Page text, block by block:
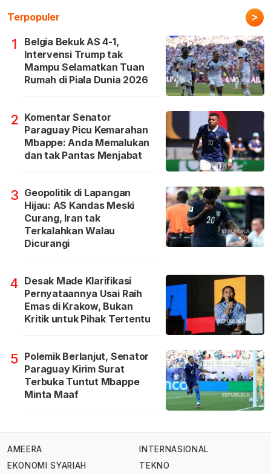
Terpopuler >
1
Belgia Bekuk AS 4-1,
Intervensi Trump tak
Mampu Selamatkan Tuan
Rumah di Piala Dunia 2026
2 Komentar Senator
Paraguay Picu Kemarahan
Mbappe: Anda Memalukan
dan tak Pantas Menjabat
3 Geopolitik di Lapangan
Hijau: AS Kandas Meski
Curang, Iran tak
Terkalahkan Walau
Dicurangi
4 Desak Made Klarifikasi
Pernyataannya Usai Raih
Emas di Krakow, Bukan
Kritik untuk Pihak Tertentu
5 Polemik Berlanjut, Senator
Paraguay Kirim Surat
Terbuka Tuntut Mbappe
Minta Maaf
AMEERA
EKONOMI SYARIAH
INTERNASIONAL
TEKNO